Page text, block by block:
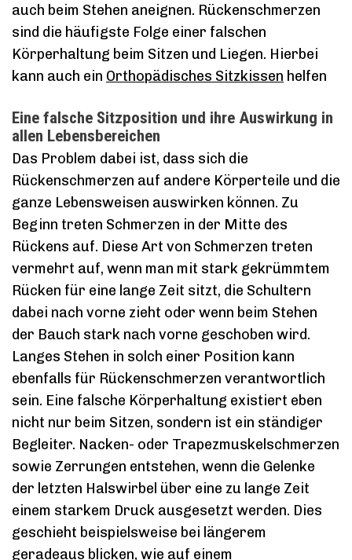
auch beim Stehen aneignen. Rückenschmerzen
sind die häufigste Folge einer falschen
Körperhaltung beim Sitzen und Liegen. Hierbei
kann auch ein Orthopädisches Sitzkissen helfen
Eine falsche Sitzposition und ihre Auswirkung in
allen Lebensbereichen
Das Problem dabei ist, dass sich die
Rückenschmerzen auf andere Körperteile und die
ganze Lebensweisen auswirken können. Zu
Beginn treten Schmerzen in der Mitte des
Rückens auf. Diese Art von Schmerzen treten
vermehrt auf, wenn man mit stark gekrümmtem
Rücken für eine lange Zeit sitzt, die Schultern
dabei nach vorne zieht oder wenn beim Stehen
der Bauch stark nach vorne geschoben wird.
Langes Stehen in solch einer Position kann
ebenfalls für Rückenschmerzen verantwortlich
sein. Eine falsche Körperhaltung existiert eben
nicht nur beim Sitzen, sondern ist ein ständiger
Begleiter. Nacken- oder Trapezmuskelschmerzen
sowie Zerrungen entstehen, wenn die Gelenke
der letzten Halswirbel über eine zu lange Zeit
einem starkem Druck ausgesetzt werden. Dies
geschieht beispielsweise bei längerem
geradeaus blicken, wie auf einem